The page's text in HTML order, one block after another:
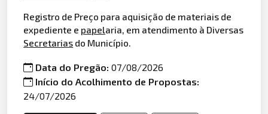
Registro de Preço para aquisição de materiais de
expediente e papelaria, em atendimento à Diversas
Secretarias do Município.
Data do Pregão:07/08/2026
Início do Acolhimento de Propostas:
24/07/2026